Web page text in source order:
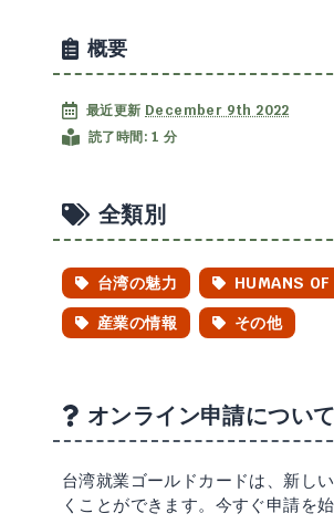
概要
最近更新 December 9th 2022
読了時間: 1 分
全類別
台湾の魅力
HUMANS
産業の情報
その他
オンライン申請について
台湾就業ゴールドカードは、新し
くことができます。今すぐ申請を